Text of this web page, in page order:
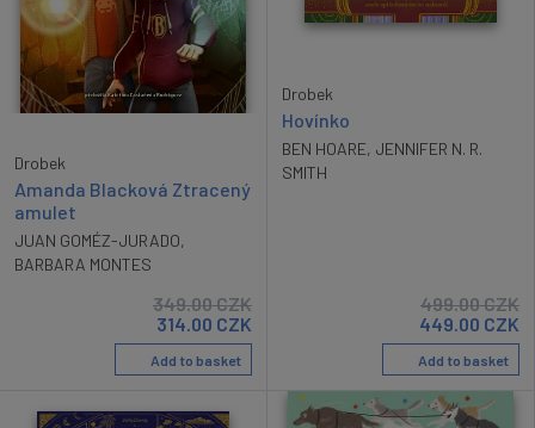
Drobek
Amanda Blacková Ztracený
amulet
JUAN GOMÉZ-JURADO,
BARBARA MONTES
349.00CZK
314.00 CZK
Add to basket
Drobek
Hovínko
BEN HOARE, JENNIFER N. R.
SMITH
499.00CZK
449.00 CZK
Add to basket